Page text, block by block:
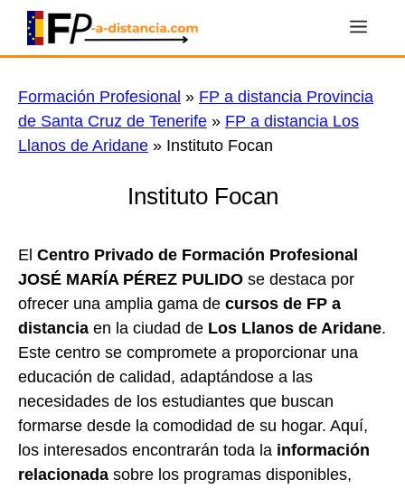
Saltar
contenido
Formación Profesional » FP a distancia Provincia
de Santa Cruz de Tenerife » FP a distancia Los
Llanos de Aridane » Instituto Focan
Instituto Focan
El Centro Privado de Formación Profesional
JOSÉ MARÍA PÉREZ PULIDO se destaca por
ofrecer una amplia gama de cursos de FP a
distancia en la ciudad de Los Llanos de Aridane.
Este centro se compromete a proporcionar una
educación de calidad, adaptándose a las
necesidades de los estudiantes que buscan
formarse desde la comodidad de su hogar. Aquí,
los interesados encontrarán toda la información
relacionada sobre los programas disponibles,